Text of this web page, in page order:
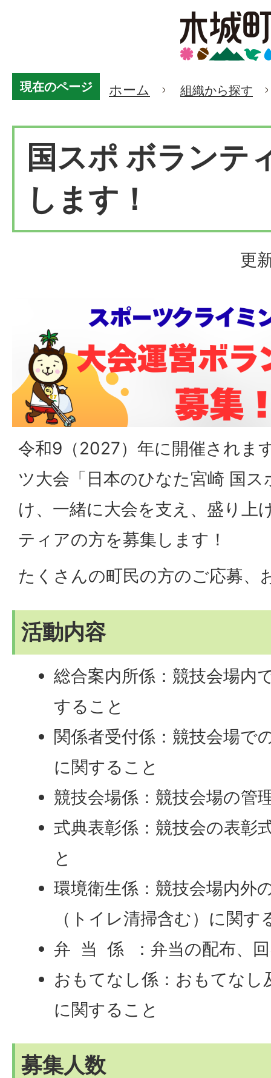
現在のページ ホーム 組織から探す
国スポ ボランテ
します！
更
令和9（2027）年に開催されま
ツ大会「日本のひなた宮崎 国ス
け、一緒に大会を支え、盛り上
ティアの方を募集します！
たくさんの町民の方のご応募、
活動内容
総合案内所係：競技会場内
すること
関係者受付係：競技会場で
に関すること
競技会場係：競技会場の管
式典表彰係：競技会の表彰
と
環境衛生係：競技会場内外
（トイレ清掃含む）に関す
弁 当 係 ：弁当の配布、
おもてなし係：おもてなし
に関すること
募集人数